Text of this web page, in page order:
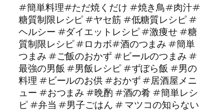
#簡単料理#ただ焼くだけ #焼き鳥#肉汁#
糖質制限レシピ #ヤセ筋 #低糖質レシピ #
ヘルシー #ダイエットレシピ #激痩せ #糖
質制限レシピ #ロカボ#酒のつまみ #簡単
つまみ #ご飯のおかず #ビールのつまみ #
最強の男飯 #男飯レシピ #ずぼら飯 #男の
料理 #ビールのお供 #おかず #居酒屋メニ
ュー #おつまみ #晩酌 #酒の肴 #簡単レシ
ピ #弁当 #男子ごはん # マツコの知らない